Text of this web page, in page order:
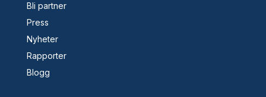
Bli partner
Press
Nyheter
Rapporter
Blogg